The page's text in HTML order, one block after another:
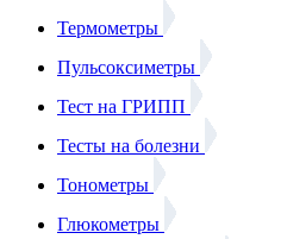
Термометры
Пульсоксиметры
Тест на ГРИПП
Тесты на болезни
Тонометры
Глюкометры